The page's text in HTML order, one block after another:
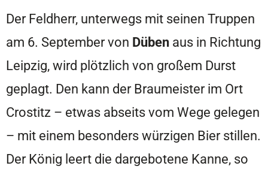
Der Feldherr, unterwegs mit seinen Truppen
am 6. September von Düben aus in Richtung
Leipzig, wird plötzlich von großem Durst
geplagt. Den kann der Braumeister im Ort
Crostitz – etwas abseits vom Wege gelegen
– mit einem besonders würzigen Bier stillen.
Der König leert die dargebotene Kanne, so